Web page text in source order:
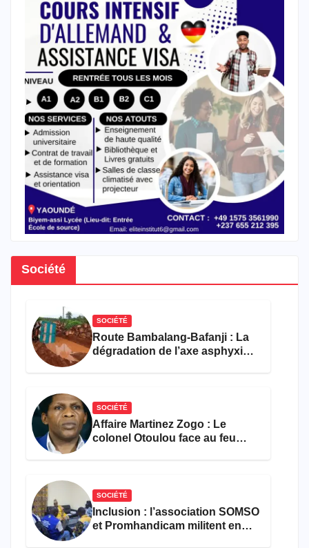
Société
SOCIÉTÉ
Route Bambalang-Bafanji : La
dégradation de l’axe asphyxie
SOCIÉTÉ
Affaire Martinez Zogo : Le
colonel Otoulou face au feu
SOCIÉTÉ
Inclusion : l’association SOMSO
et Promhandicam militent en